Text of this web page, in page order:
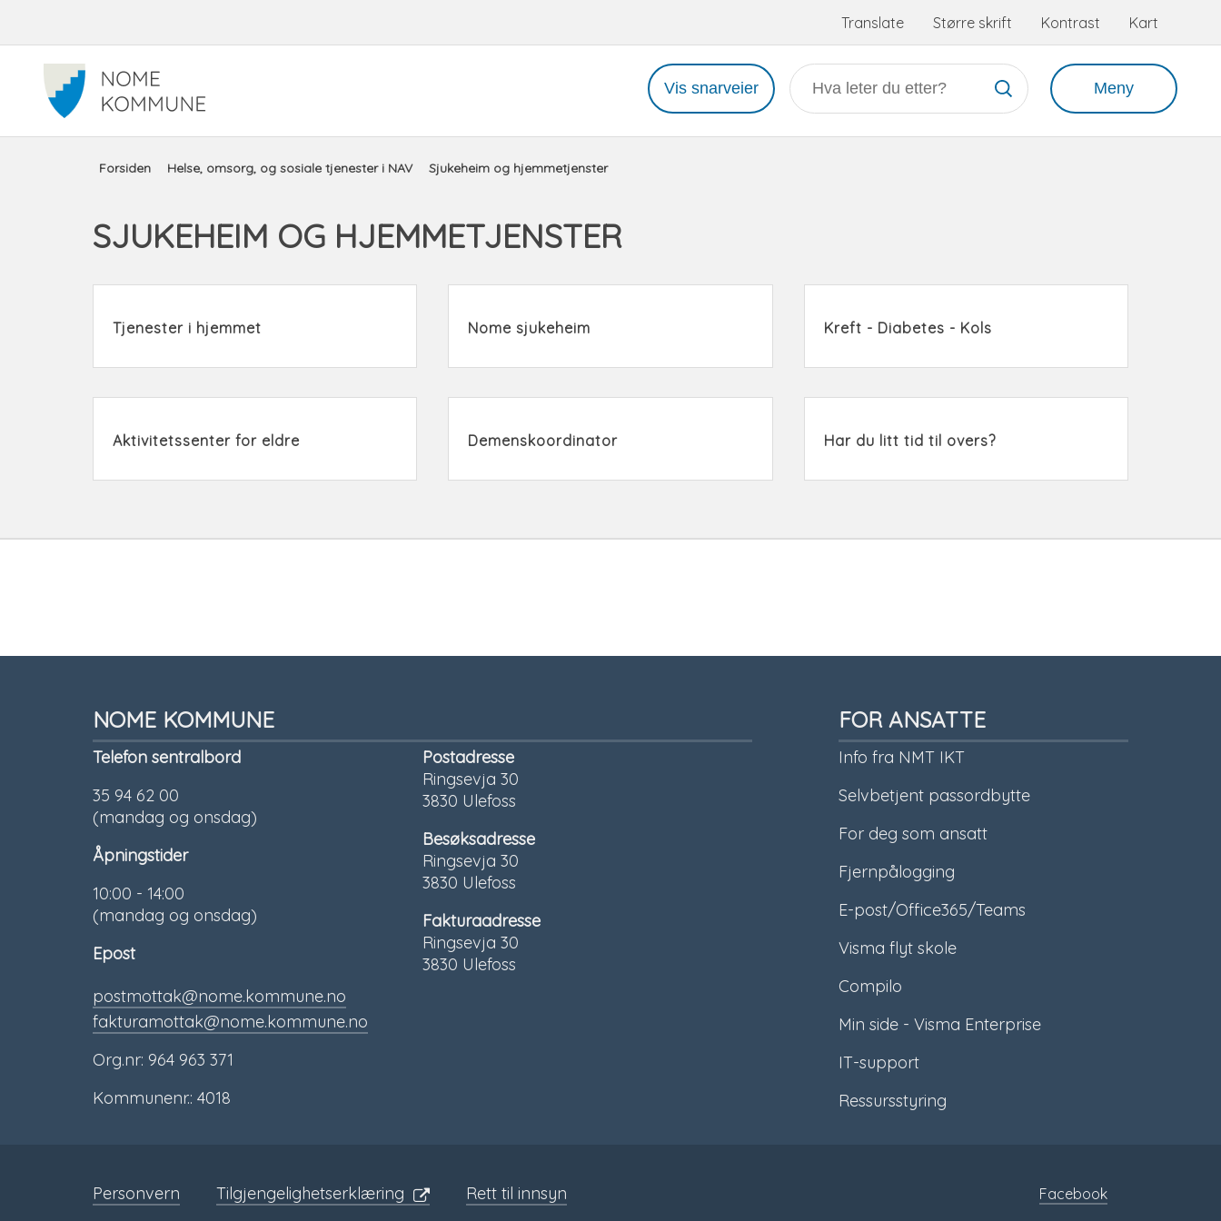
Tilgjengelighetsmeny
Translate Større skrift Kontrast Kart
Vis snarveier
Snarveimeny
Meny
Du
her:
Forsiden Helse, omsorg, og sosiale tjenester i NAV Sjukeheim og hjemmetjenster
SJUKEHEIM OG HJEMMETJENSTER
Tjenester i hjemmet Nome sjukeheim Kreft - Diabetes - Kols
Aktivitetssenter for eldre Demenskoordinator Har du litt tid til overs?
NOME KOMMUNE
Telefon sentralbord
35 94 62 00
(mandag og onsdag)
Åpningstider
10:00 - 14:00
(mandag og onsdag)
Epost
postmottak@nome.kommune.no
fakturamottak@nome.kommune.no
Org.nr: 964 963 371
Kommunenr.: 4018
Postadresse
Ringsevja 30
3830 Ulefoss
Besøksadresse
Ringsevja 30
3830 Ulefoss
Fakturaadresse
Ringsevja 30
3830 Ulefoss
FOR ANSATTE
Info fra NMT IKT
Selvbetjent passordbytte
For deg som ansatt
Fjernpålogging
E-post/Office365/Teams
Visma flyt skole
Compilo
Min side - Visma Enterprise
IT-support
Ressursstyring
Personvern Tilgjengelighetserklæring Rett til innsyn Facebook